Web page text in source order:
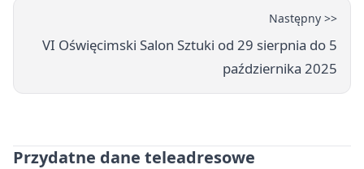
Następny >>
VI Oświęcimski Salon Sztuki od 29 sierpnia do 5
października 2025
Przydatne dane teleadresowe